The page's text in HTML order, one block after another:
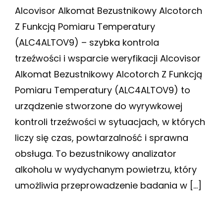
Alcovisor Alkomat Bezustnikowy Alcotorch
Z Funkcją Pomiaru Temperatury
(ALC4ALTOV9) – szybka kontrola
trzeźwości i wsparcie weryfikacji Alcovisor
Alkomat Bezustnikowy Alcotorch Z Funkcją
Pomiaru Temperatury (ALC4ALTOV9) to
urządzenie stworzone do wyrywkowej
kontroli trzeźwości w sytuacjach, w których
liczy się czas, powtarzalność i sprawna
obsługa. To bezustnikowy analizator
alkoholu w wydychanym powietrzu, który
umożliwia przeprowadzenie badania w […]